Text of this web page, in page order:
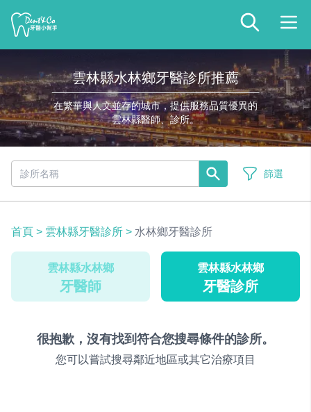
雲林縣水林鄉牙醫診所推薦
在繁華與人文並存的城市，提供服務品質優異的
雲林縣醫師、診所。
篩選
首頁 > 雲林縣牙醫診所 > 水林鄉牙醫診所
雲林縣水林鄉
牙醫師
雲林縣水林鄉
牙醫診所
很抱歉，沒有找到符合您搜尋條件的診所。
您可以嘗試搜尋鄰近地區或其它治療項目